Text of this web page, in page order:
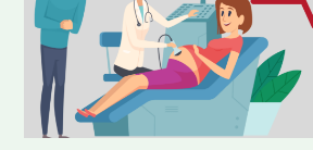
থেকে
কীভাবে
রক্ষা
পাবেন